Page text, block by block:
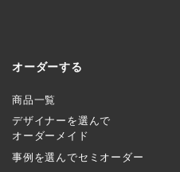
オーダーする
商品一覧
デザイナーを選んで
オーダーメイド
事例を選んでセミオーダー